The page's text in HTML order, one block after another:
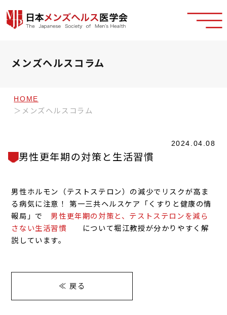
メンズヘルスコラム
HOME
メンズヘルスコラム
2024.04.08
男性更年期の対策と生活習慣
男性ホルモン（テストステロン）の減少でリスクが高ま
る病気に注意！ 第一三共ヘルスケア「くすりと健康の情
報局」で男性更年期の対策と、テストステロンを減ら
さない生活習慣 について堀江教授が分かりやすく解
説しています。
≪ 戻る